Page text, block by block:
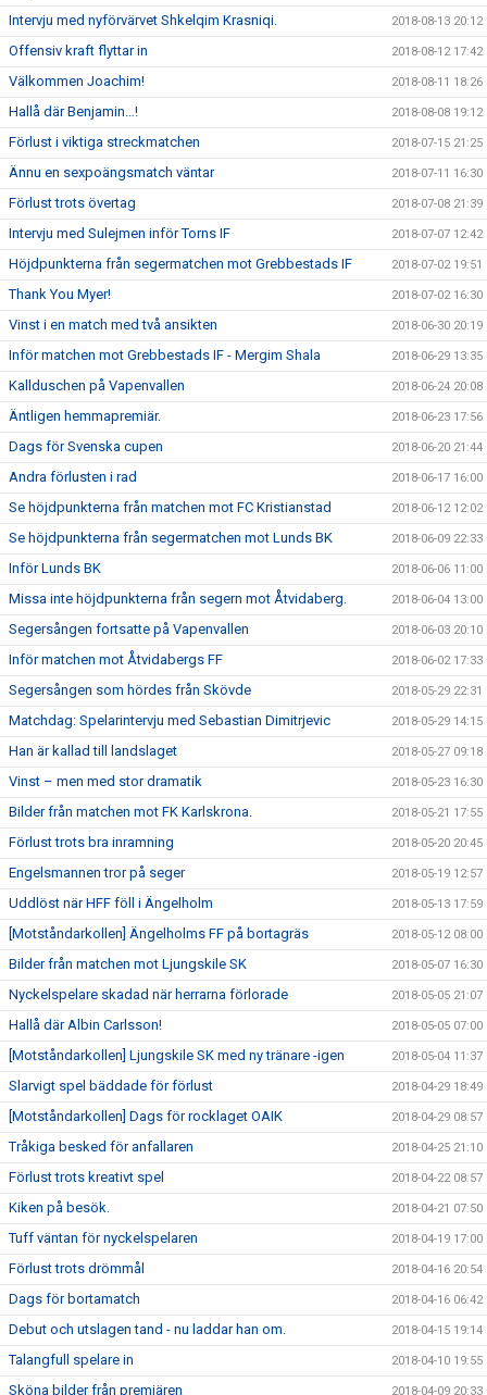
Intervju med nyförvärvet Shkelqim Krasniqi. 2018-08-13 20:12
Offensiv kraft flyttar in 2018-08-12 17:42
Välkommen Joachim! 2018-08-11 18:26
Hallå där Benjamin…! 2018-08-08 19:12
Förlust i viktiga streckmatchen 2018-07-15 21:25
Ännu en sexpoängsmatch väntar 2018-07-11 16:30
Förlust trots övertag 2018-07-08 21:39
Intervju med Sulejmen inför Torns IF 2018-07-07 12:42
Höjdpunkterna från segermatchen mot Grebbestads IF 2018-07-02 19:51
Thank You Myer! 2018-07-02 16:30
Vinst i en match med två ansikten 2018-06-30 20:19
Inför matchen mot Grebbestads IF - Mergim Shala 2018-06-29 13:35
Kallduschen på Vapenvallen 2018-06-24 20:08
Äntligen hemmapremiär. 2018-06-23 17:56
Dags för Svenska cupen 2018-06-20 21:44
Andra förlusten i rad 2018-06-17 16:00
Se höjdpunkterna från matchen mot FC Kristianstad 2018-06-12 12:02
Se höjdpunkterna från segermatchen mot Lunds BK 2018-06-09 22:33
Inför Lunds BK 2018-06-06 11:00
Missa inte höjdpunkterna från segern mot Åtvidaberg. 2018-06-04 13:00
Segersången fortsatte på Vapenvallen 2018-06-03 20:10
Inför matchen mot Åtvidabergs FF 2018-06-02 17:33
Segersången som hördes från Skövde 2018-05-29 22:31
Matchdag: Spelarintervju med Sebastian Dimitrjevic 2018-05-29 14:15
Han är kallad till landslaget 2018-05-27 09:18
Vinst – men med stor dramatik 2018-05-23 16:30
Bilder från matchen mot FK Karlskrona. 2018-05-21 17:55
Förlust trots bra inramning 2018-05-20 20:45
Engelsmannen tror på seger 2018-05-19 12:57
Uddlöst när HFF föll i Ängelholm 2018-05-13 17:59
[Motståndarkollen] Ängelholms FF på bortagräs 2018-05-12 08:00
Bilder från matchen mot Ljungskile SK 2018-05-07 16:30
Nyckelspelare skadad när herrarna förlorade 2018-05-05 21:07
Hallå där Albin Carlsson! 2018-05-05 07:00
[Motståndarkollen] Ljungskile SK med ny tränare -igen 2018-05-04 11:37
Slarvigt spel bäddade för förlust 2018-04-29 18:49
[Motståndarkollen] Dags för rocklaget OAIK 2018-04-29 08:57
Tråkiga besked för anfallaren 2018-04-25 21:10
Förlust trots kreativt spel 2018-04-22 08:57
Kiken på besök. 2018-04-21 07:50
Tuff väntan för nyckelspelaren 2018-04-19 17:00
Förlust trots drömmål 2018-04-16 20:54
Dags för bortamatch 2018-04-16 06:42
Debut och utslagen tand - nu laddar han om. 2018-04-15 19:14
Talangfull spelare in 2018-04-10 19:55
Sköna bilder från premiären 2018-04-09 20:33